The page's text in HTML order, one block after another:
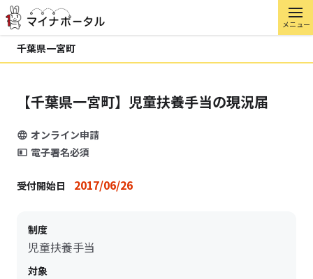
メニュー
千葉県一宮町
【千葉県一宮町】児童扶養手当の現況届
オンライン申請
電子署名必須
受付開始日 2017/06/26
制度
児童扶養手当
対象